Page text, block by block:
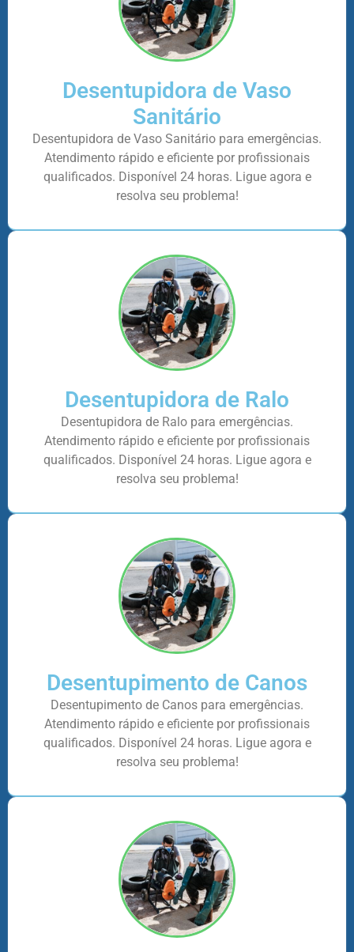
Desentupidora de Vaso
Sanitário
Desentupidora de Vaso Sanitário para emergências.
Atendimento rápido e eficiente por profissionais
qualificados. Disponível 24 horas. Ligue agora e
resolva seu problema!
Desentupidora de Ralo
Desentupidora de Ralo para emergências.
Atendimento rápido e eficiente por profissionais
qualificados. Disponível 24 horas. Ligue agora e
resolva seu problema!
Desentupimento de Canos
Desentupimento de Canos para emergências.
Atendimento rápido e eficiente por profissionais
qualificados. Disponível 24 horas. Ligue agora e
resolva seu problema!